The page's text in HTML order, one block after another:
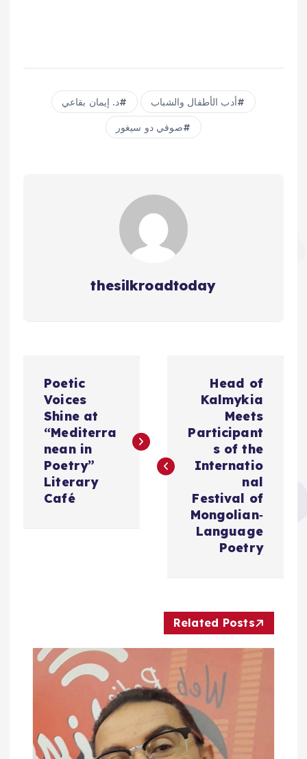
أدب الأطفال والشباب د. إيمان بقاعي
صوفي دو سيغور
thesilkroadtoday
ص
ق
Head of
Kalmykia
Meets
Participant
s of the
Internatio
nal
Festival of
Mongolian‑
Language
Poetry
Poetic
Voices
Shine at
“Mediterra
nean in
Poetry”
Literary
Café
Related Posts